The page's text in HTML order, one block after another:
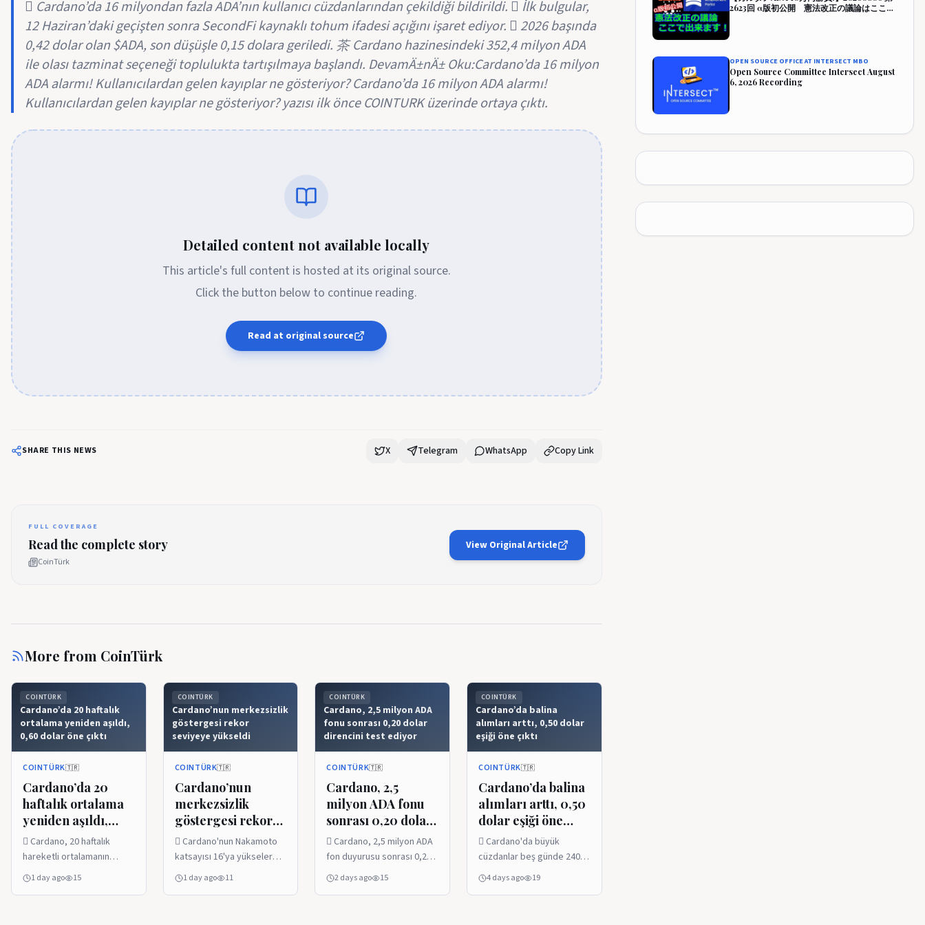
 Cardano’da 16 milyondan fazla ADA’nın kullanıcı cüzdanlarından çekildiği bildirildi.  İlk bulgular,
12 Haziran’daki geçişten sonra SecondFi kaynaklı tohum ifadesi açığını işaret ediyor.  2026 başında
0,42 dolar olan $ADA, son düşüşle 0,15 dolara geriledi. 茶 Cardano hazinesindeki 352,4 milyon ADA
ile olası tazminat seçeneği toplulukta tartışılmaya başlandı. DevamÄ±nÄ± Oku:Cardano’da 16 milyon
ADA alarmı! Kullanıcılardan gelen kayıplar ne gösteriyor? Cardano’da 16 milyon ADA alarmı!
Kullanıcılardan gelen kayıplar ne gösteriyor? yazısı ilk önce COINTURK üzerinde ortaya çıktı.
Detailed content not available locally
This article's full content is hosted at its original source.
Click the button below to continue reading.
Read at original source
SHARE THIS NEWS X Telegram WhatsApp Copy Link
FULL COVERAGE
Read the complete story
CoinTürk
View Original Article
More from CoinTürk
COINTÜRK
Cardano’da 20 haftalık
ortalama yeniden aşıldı,
0,60 dolar öne çıktı
COINTÜRK🇹🇷
Cardano’da 20
haftalık ortalama
yeniden aşıldı,
0,60 dolar öne
çıktı
 Cardano, 20 haftalık
hareketli ortalamanın
üzerine çıkarak toparlanma
1 day ago 15
COINTÜRK
Cardano’nun merkezsizlik
göstergesi rekor
seviyeye yükseldi
COINTÜRK🇹🇷
Cardano’nun
merkezsizlik
göstergesi rekor
seviyeye yükseldi
 Cardano'nun Nakamoto
katsayısı 16'ya yükselerek
rekor kırdı.  ADA, 4
1 day ago 11
COINTÜRK
Cardano, 2,5 milyon ADA
fonu sonrası 0,20 dolar
direncini test ediyor
COINTÜRK🇹🇷
Cardano, 2,5
milyon ADA fonu
sonrası 0,20 dolar
direncini test
ediyor
 Cardano, 2,5 milyon ADA
fon duyurusu sonrası 0,20
dolar direncine yaklaştı. 
2 days ago 15
COINTÜRK
Cardano’da balina
alımları arttı, 0,50 dolar
eşiği öne çıktı
COINTÜRK🇹🇷
Cardano’da balina
alımları arttı, 0,50
dolar eşiği öne
çıktı
 Cardano'da büyük
cüzdanlar beş günde 240
milyon adetten fazla $ADA
4 days ago 19
2623回 α版初公開 憲法改正の議論はここで
OPEN SOURCE OFFICE AT INTERSECT MBO
Open Source Committee Intersect August
6, 2026 Recording